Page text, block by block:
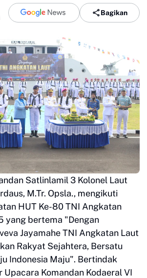
Bagikan
Satlinlamil 3 Kolonel Laut
M.Tr. Opsla., mengikuti
HUT Ke-80 TNI Angkatan
yang bertema "Dengan
Jayamahe TNI Angkatan Laut
Rakyat Sejahtera, Bersatu
Indonesia Maju". Bertindak
Upacara Komandan Kodaeral VI